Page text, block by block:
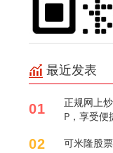
最近发表
01
正规网上
P，享受便
02 可米隆股